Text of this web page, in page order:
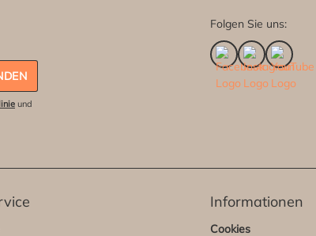
und
Folgen Sie uns:
Informationen
Cookies